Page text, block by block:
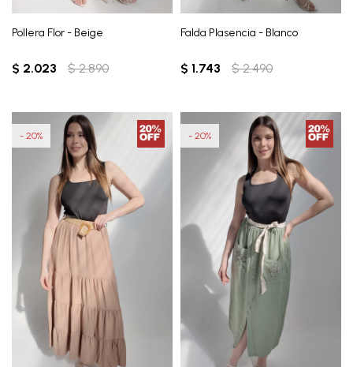
Pollera Flor - Beige
$ 2.023 $ 2.890
Falda Plasencia - Blanco
$ 1.743 $ 2.490
20 20